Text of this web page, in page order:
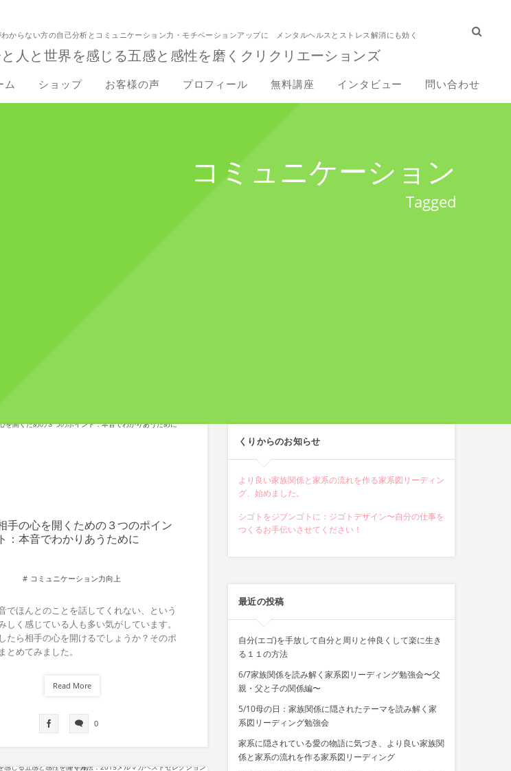
らない方の自己分析とコミュニケーション力・モチベーションアップに メンタルヘルスとストレス解消にも効く
と世界を感じる五感と感性を磨くクリクリエーションズ
ム ショップ お客様の声 プロフィール 無料講座 インタビュー 問い合わせ
コミュニケーション
Tagged
手の心を開くための３つのポイン
ト：本音でわかりあうために
コミュニケーション力向上
でほんとのことを話してくれない、という
しく感じている人も多い気がしています。
たら相手の心を開けるでしょうか？そのポ
とめてみました。
Read More
0
くりからのお知らせ
より良い家族関係と家系の流れを作る家系図リーディン
グ、始めました。
シゴトをジブンゴトに：ジゴトデザイン〜自分の仕事を
つくるお手伝いさせてください！
最近の投稿
自分(エゴ)を手放して自分と周りと仲良くして楽に生き
る１１の方法
6/7家族関係を読み解く家系図リーディング勉強会〜父
親・父と子の関係編〜
5/10母の日：家族関係に隠されたテーマを読み解く家
系図リーディング勉強会
家系に隠されている愛の物語に気づき、より良い家族関
係と家系の流れを作る家系図リーディング